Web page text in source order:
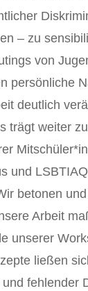
– zu
von
persönliche
deutlich
trägt weiter
und
betonen
Arbeit
unserer
ließen
fehlender